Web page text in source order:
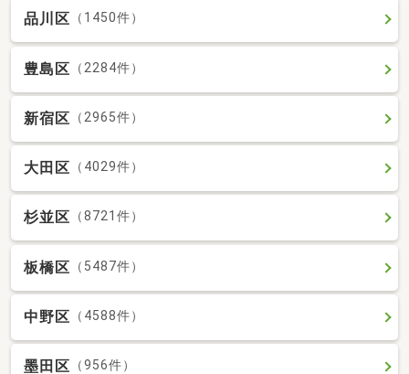
品川区 （1450件）
豊島区 （2284件）
新宿区 （2965件）
大田区 （4029件）
杉並区 （8721件）
板橋区 （5487件）
中野区 （4588件）
墨田区 （956件）